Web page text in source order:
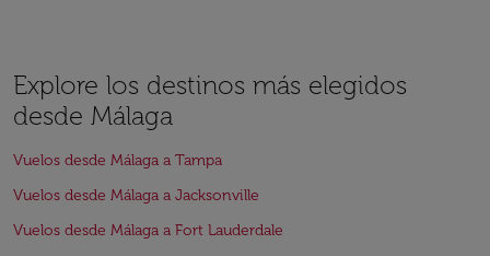
Explore los destinos más elegidos
desde Málaga
Vuelos desde Málaga a Tampa
Vuelos desde Málaga a Jacksonville
Vuelos desde Málaga a Fort Lauderdale